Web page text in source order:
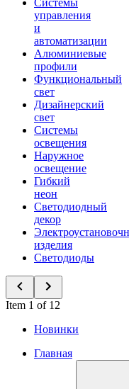
Системы
управления
и
автоматизации
Алюминиевые
профили
Функциональный
свет
Дизайнерский
свет
Системы
освещения
Наружное
освещение
Гибкий
неон
Светодиодный
декор
изделия
Светодиоды
Item 1 of 12
Новинки
Главная